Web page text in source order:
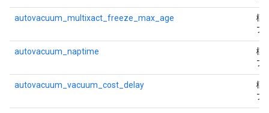
autovacuum_multixact_freeze_max_age
標
フ
autovacuum_naptime
標
フ
autovacuum_vacuum_cost_delay
標
フ